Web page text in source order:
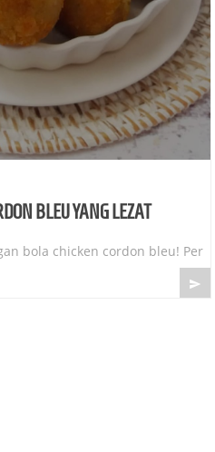
BLEU YANG LEZAT
bola chicken cordon bleu! Per
